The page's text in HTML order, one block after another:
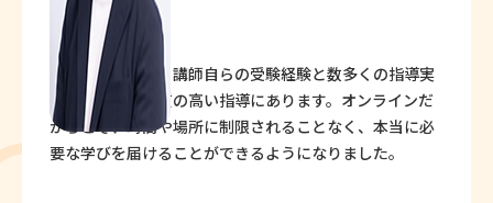
在籍しています。
私たちの強みは、講師自らの受験経験と数多くの指導実
績を融合させた質の高い指導にあります。オンラインだ
からこそ、時間や場所に制限されることなく、本当に必
要な学びを届けることができるようになりました。